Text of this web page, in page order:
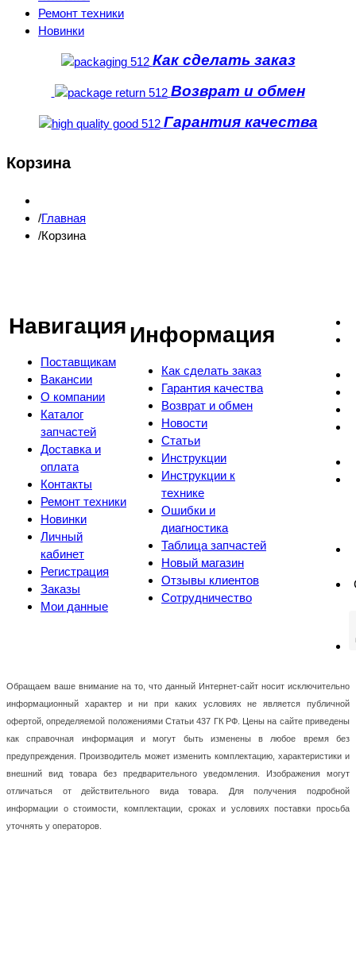
Ремонт техники
Новинки
Как сделать заказ
Возврат и обмен
Гарантия качества
Корзина
Главная
Корзина
Навигация
Поставщикам
Вакансии
О компании
Каталог
запчастей
Доставка и
оплата
Контакты
Ремонт техники
Новинки
Личный
кабинет
Регистрация
Заказы
Мои данные
Информация
Как сделать заказ
Гарантия качества
Возврат и обмен
Новости
Статьи
Инструкции
Инструкции к
технике
Ошибки и
диагностика
Таблица запчастей
Новый магазин
Отзывы клиентов
Сотрудничество
Обращаем ваше внимание на то, что данный Интернет-сайт носит исключительно
информационный характер и ни при каких условиях не является публичной
офертой, определяемой положениями Статьи 437 ГК РФ. Цены на сайте приведены
как справочная информация и могут быть изменены в любое время без
предупреждения. Производитель может изменить комплектацию, характеристики и
внешний вид товара без предварительного уведомления. Изображения могут
отличаться от действительного вида товара. Для получения подробной
информации о стоимости, комплектации, сроках и условиях поставки просьба
уточнять у операторов.